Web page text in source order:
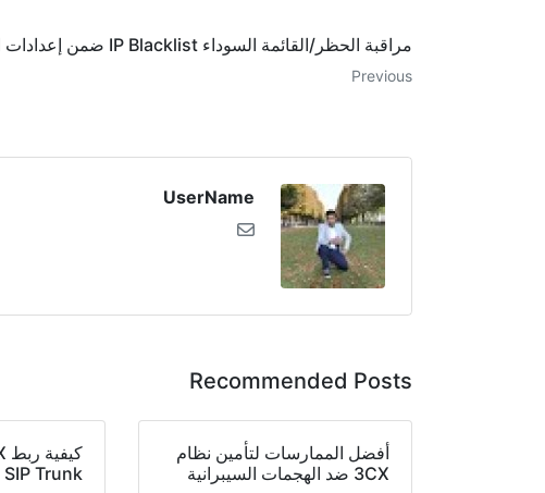
مراقبة الحظر/القائمة السوداء IP Blacklist ضمن إعدادات الأمان المتقدمة
Previous
UserName
Recommended Posts
أفضل الممارسات لتأمين نظام
3CX ضد الهجمات السيبرانية
SIP Trunk